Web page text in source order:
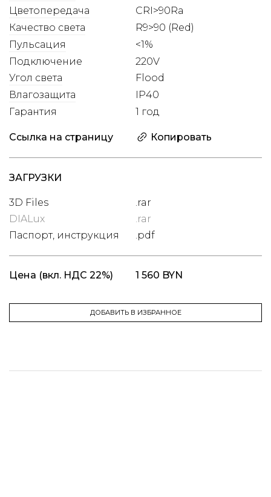
Угол света Flood
Пульсация
<1%
Подключение
220V
Цветопередача
CRI>90Ra
Качество света
R9>90 (Red)
Влагозащита IP40
Гарантия 1 год
Ссылка на страницу Копировать
ЗАГРУЗКИ
3D Files
.rar
DIALux
.rar
Паспорт, инструкция
.pdf
Цена (вкл. НДС 22%) 1 560 BYN
ДОБАВИТЬ В ИЗБРАННОЕ